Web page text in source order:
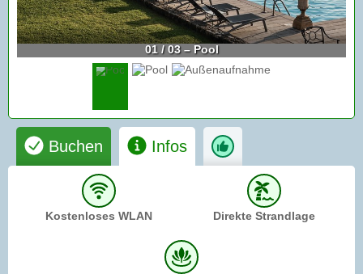
01 / 03 – Pool
Buchen Infos
Kostenloses WLAN Direkte Strandlage